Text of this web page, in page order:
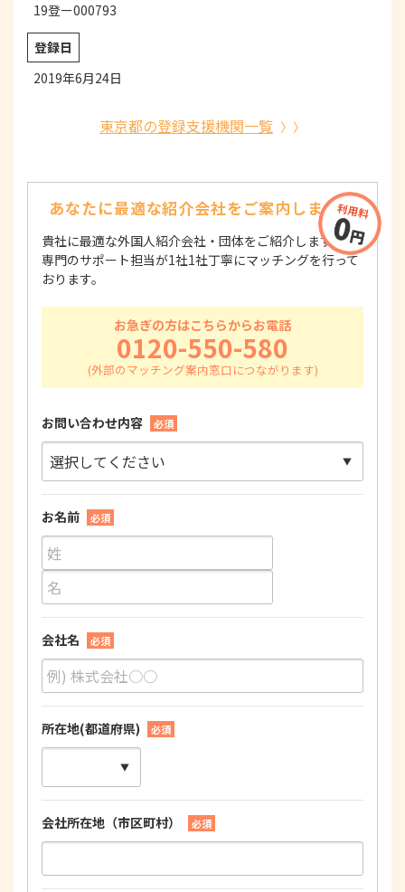
19登ー000793
登録日
2019年6月24日
東京都の登録支援機関一覧
あなたに最適な紹介会社をご案内します！
貴社に最適な外国人紹介会社・団体をご紹介します！
専門のサポート担当が1社1社丁寧にマッチングを行って
おります。
お急ぎの方はこちらからお電話
0120-550-580
お問い合わせ内容 必須
お名前 必須
会社名 必須
所在地(都道府県) 必須
会社所在地（市区町村） 必須